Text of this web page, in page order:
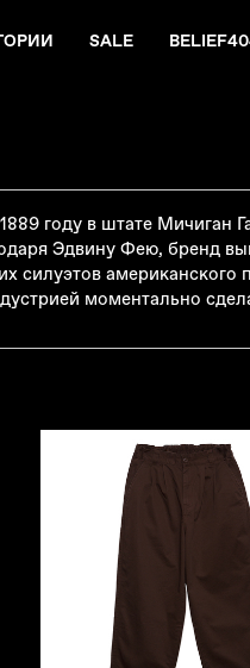
SALE
году в штате Мичиган
Эдвину Фею, бренд
силуэтов
моментально